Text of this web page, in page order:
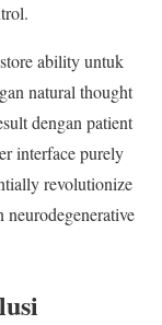
ability untuk
natural thought
dengan patient
interface purely
revolutionize